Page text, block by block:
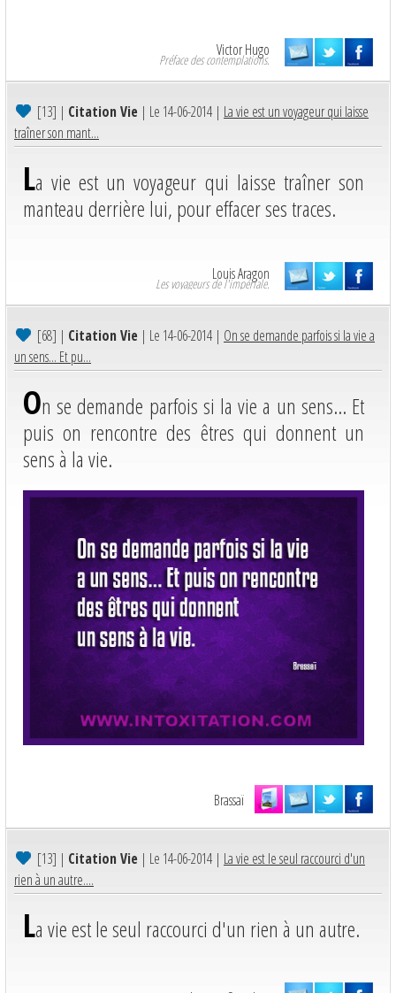
Victor Hugo
Préface des contemplations.
[13] | Citation Vie | Le 14-06-2014 | La vie est un voyageur qui laisse
traîner son mant...
La vie est un voyageur qui laisse traîner son
manteau derrière lui, pour effacer ses traces.
Louis Aragon
Les voyageurs de l'impériale.
[68] | Citation Vie | Le 14-06-2014 | On se demande parfois si la vie a
un sens... Et pu...
On se demande parfois si la vie a un sens... Et
puis on rencontre des êtres qui donnent un
sens à la vie.
Brassaï
[13] | Citation Vie | Le 14-06-2014 | La vie est le seul raccourci d'un
rien à un autre....
La vie est le seul raccourci d'un rien à un autre.